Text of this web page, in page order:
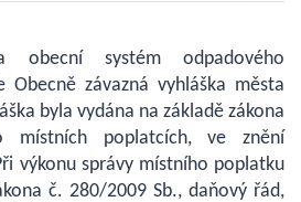
obecní systém odpadového
Obecně závazná vyhláška města
byla vydána na základě zákona
poplatcích, ve znění
výkonu správy místního poplatku
č. 280/2009 Sb., daňový řád,